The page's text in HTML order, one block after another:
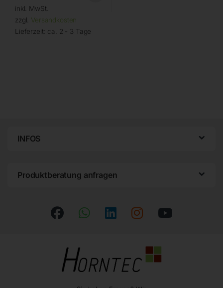
inkl. MwSt.
zzgl. Versandkosten
Lieferzeit: ca. 2 - 3 Tage
INFOS
Produktberatung anfragen